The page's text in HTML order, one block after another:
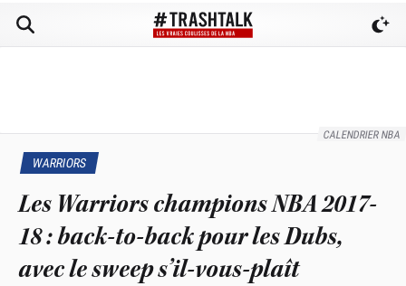
CALENDRIER NBA
WARRIORS
Les Warriors champions NBA 2017-
18 : back-to-back pour les Dubs,
avec le sweep s’il-vous-plaît